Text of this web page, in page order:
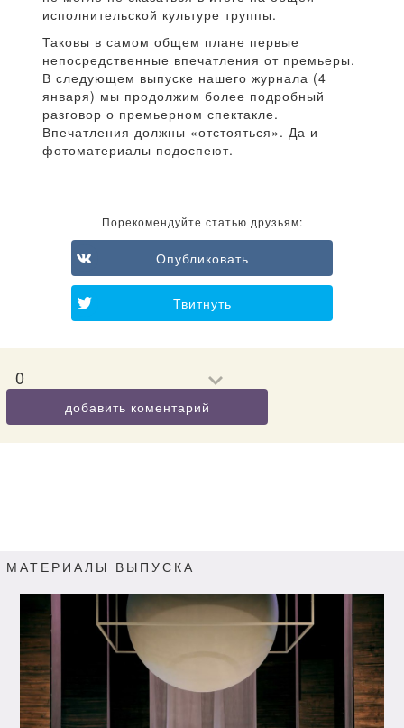
исполнительской культуре труппы.
Таковы в самом общем плане первые
непосредственные впечатления от премьеры.
В следующем выпуске нашего журнала (4
января) мы продолжим более подробный
разговор о премьерном спектакле.
Впечатления должны «отстояться». Да и
фотоматериалы подоспеют.
Порекомендуйте статью друзьям:
Опубликовать
Твитнуть
0
добавить коментарий
МАТЕРИАЛЫ ВЫПУСКА